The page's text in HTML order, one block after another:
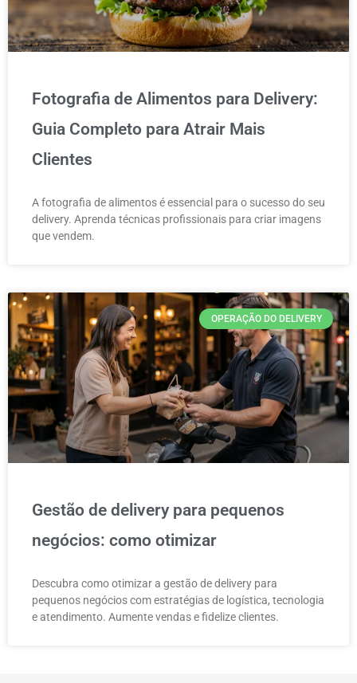
Fotografia de Alimentos para Delivery:
Guia Completo para Atrair Mais
Clientes
A fotografia de alimentos é essencial para o sucesso do seu
delivery. Aprenda técnicas profissionais para criar imagens
que vendem.
OPERAÇÃO DO DELIVERY
Gestão de delivery para pequenos
negócios: como otimizar
Descubra como otimizar a gestão de delivery para
pequenos negócios com estratégias de logística, tecnologia
e atendimento. Aumente vendas e fidelize clientes.